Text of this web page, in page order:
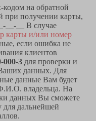
на обратной
при получении карты,
__-__ В случае
карты и/или номер
если ошибка не
клиентов
000-3 для проверки и
данных. Для
данные Вам будет
владельца. На
данных Вы сможете
для дальнейшей